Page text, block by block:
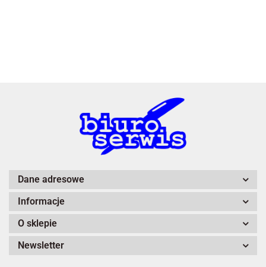
A4 Tech
Dane adresowe
Informacje
O sklepie
Newsletter